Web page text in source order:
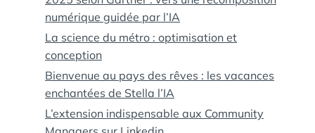
numérique guidée par l’IA
La science du métro : optimisation et
conception
Bienvenue au pays des rêves : les vacances
enchantées de Stella l’IA
L’extension indispensable aux Community